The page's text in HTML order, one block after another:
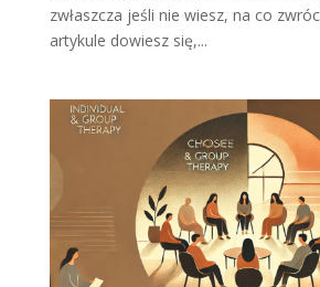
zwłaszcza jeśli nie wiesz, na co
artykule dowiesz się,...